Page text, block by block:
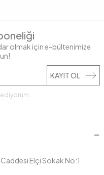
olmak için e-bültenimize
KAYIT OL
Elçi Sokak No:1